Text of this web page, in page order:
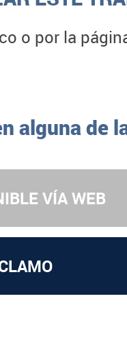
o por la
alguna de
VÍA WEB